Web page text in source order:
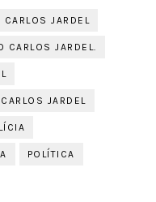
JARDEL
CARLOS JARDEL.
JARDEL
POLÍTICA